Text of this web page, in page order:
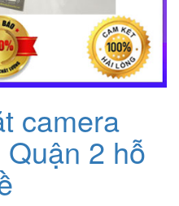
camera
2 hỗ